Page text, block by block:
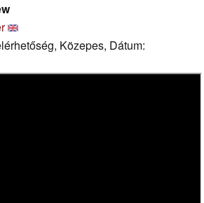
Közepes, Dátum: